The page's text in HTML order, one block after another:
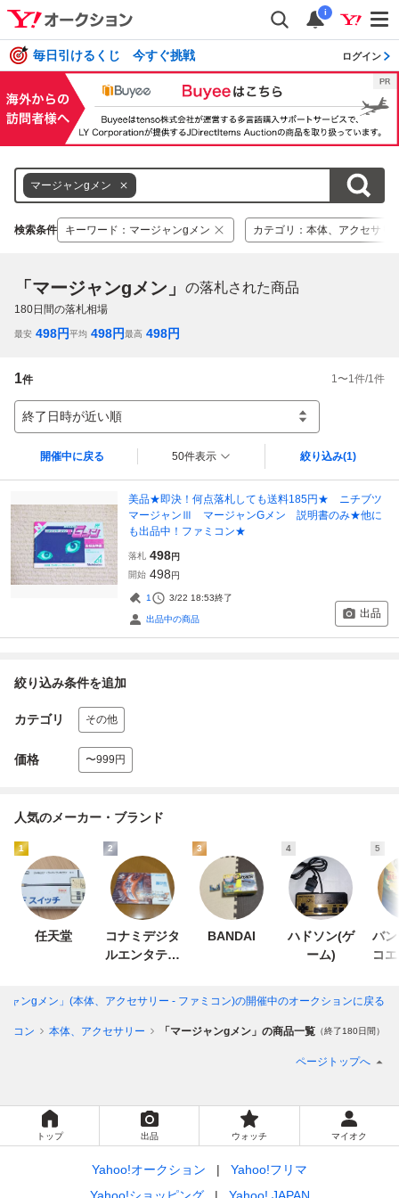
i
毎日引けるくじ 今すぐ挑戦 ログイン
マージャンgメン
検索条件 キーワード ： マージャンgメン カテゴリ ： 本体、アクセサリ
「マージャンgメン」 の落札された商品
180日間の落札相場
最安 498円平均 498円最高 498円
1件 1 〜1 件/1 件
終了日時が近い順
開催中に戻る 50件表示 絞り込み(1)
美品★即決！何点落札しても送料185円★ ニチブツ
マージャンⅢ マージャンGメン 説明書のみ★他に
も出品中！ファミコン★
落札 498円
開始 498円
1 3/22 18:53終了
出品中の商品 出品
絞り込み条件を追加
カテゴリ その他
価格 〜999円
人気のメーカー・ブランド
1
任天堂
2
コナミデジタ
ルエンタテイ
3
BANDAI
4
ハドソン(ゲ
ーム)
5
バ
コ
ャンgメン」(本体、アクセサリー - ファミコン)の開催中のオークションに戻る
ミコン 本体、アクセサリー 「マージャンgメン」の商品一覧 （終了180日間）
ページトップへ
トップ 出品 ウォッチ マイオク
Yahoo!オークション
Yahoo!フリマ
Yahoo!ショッピング
Yahoo! JAPAN